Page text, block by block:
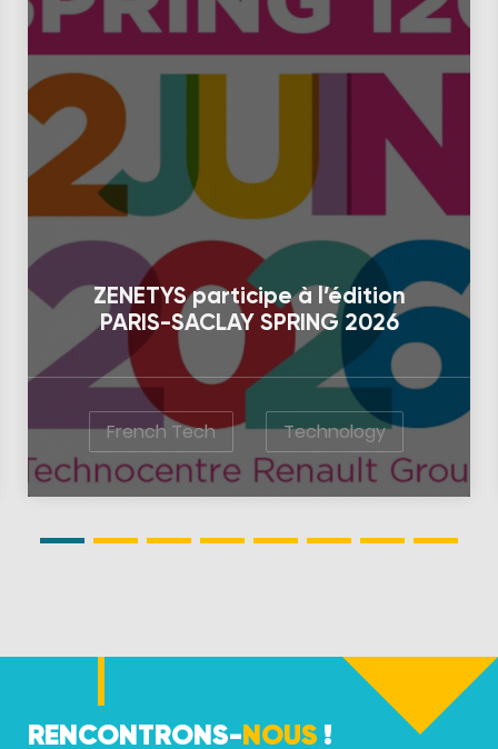
ZENETYS participe à l’édition
PARIS-SACLAY SPRING 2026
French Tech Technology
RENCONTRONS-NOUS !